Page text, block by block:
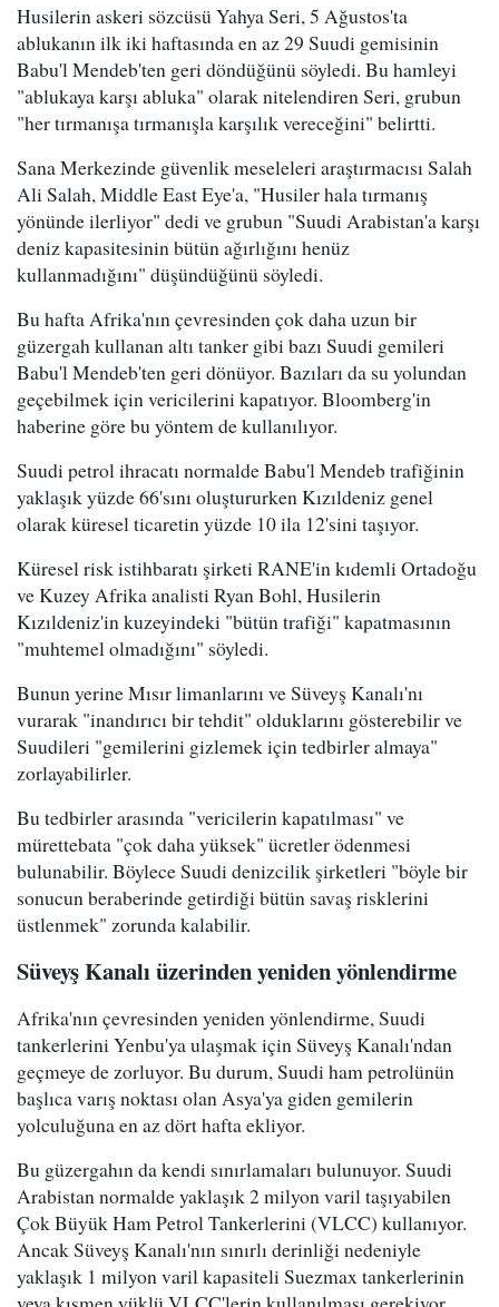
Husilerin askeri sözcüsü Yahya Seri, 5 Ağustos'ta
ablukanın ilk iki haftasında en az 29 Suudi gemisinin
Babu'l Mendeb'ten geri döndüğünü söyledi. Bu hamleyi
"ablukaya karşı abluka" olarak nitelendiren Seri, grubun
"her tırmanışa tırmanışla karşılık vereceğini" belirtti.
Sana Merkezinde güvenlik meseleleri araştırmacısı Salah
Ali Salah, Middle East Eye'a, "Husiler hala tırmanış
yönünde ilerliyor" dedi ve grubun "Suudi Arabistan'a karşı
deniz kapasitesinin bütün ağırlığını henüz
kullanmadığını" düşündüğünü söyledi.
Bu hafta Afrika'nın çevresinden çok daha uzun bir
güzergah kullanan altı tanker gibi bazı Suudi gemileri
Babu'l Mendeb'ten geri dönüyor. Bazıları da su yolundan
geçebilmek için vericilerini kapatıyor. Bloomberg'in
haberine göre bu yöntem de kullanılıyor.
Suudi petrol ihracatı normalde Babu'l Mendeb trafiğinin
yaklaşık yüzde 66'sını oluştururken Kızıldeniz genel
olarak küresel ticaretin yüzde 10 ila 12'sini taşıyor.
Küresel risk istihbaratı şirketi RANE'in kıdemli Ortadoğu
ve Kuzey Afrika analisti Ryan Bohl, Husilerin
Kızıldeniz'in kuzeyindeki "bütün trafiği" kapatmasının
"muhtemel olmadığını" söyledi.
Bunun yerine Mısır limanlarını ve Süveyş Kanalı'nı
vurarak "inandırıcı bir tehdit" olduklarını gösterebilir ve
Suudileri "gemilerini gizlemek için tedbirler almaya"
zorlayabilirler.
Bu tedbirler arasında "vericilerin kapatılması" ve
mürettebata "çok daha yüksek" ücretler ödenmesi
bulunabilir. Böylece Suudi denizcilik şirketleri "böyle bir
sonucun beraberinde getirdiği bütün savaş risklerini
üstlenmek" zorunda kalabilir.
Süveyş Kanalı üzerinden yeniden yönlendirme
Afrika'nın çevresinden yeniden yönlendirme, Suudi
tankerlerini Yenbu'ya ulaşmak için Süveyş Kanalı'ndan
geçmeye de zorluyor. Bu durum, Suudi ham petrolünün
başlıca varış noktası olan Asya'ya giden gemilerin
yolculuğuna en az dört hafta ekliyor.
Bu güzergahın da kendi sınırlamaları bulunuyor. Suudi
Arabistan normalde yaklaşık 2 milyon varil taşıyabilen
Çok Büyük Ham Petrol Tankerlerini (VLCC) kullanıyor.
Ancak Süveyş Kanalı'nın sınırlı derinliği nedeniyle
yaklaşık 1 milyon varil kapasiteli Suezmax tankerlerinin